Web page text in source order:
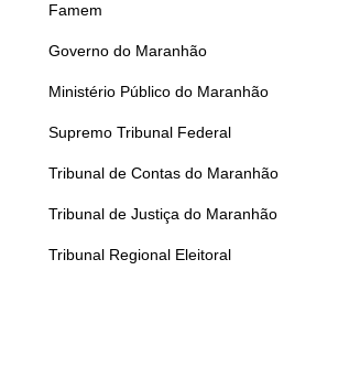
Famem
Governo do Maranhão
Ministério Público do Maranhão
Supremo Tribunal Federal
Tribunal de Contas do Maranhão
Tribunal de Justiça do Maranhão
Tribunal Regional Eleitoral